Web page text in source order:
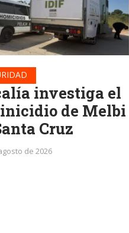
investiga el
de Melbi
Cruz
de 2026